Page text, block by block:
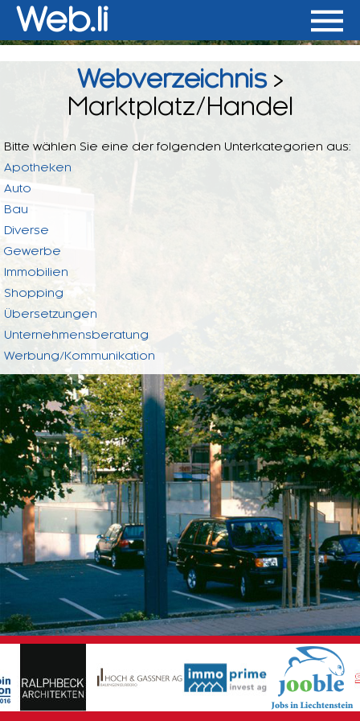
Web.li
Webverzeichnis>
Marktplatz/Handel
Bitte wählen Sie eine der folgenden Unterkategorien aus:
Apotheken
Auto
Bau
Diverse
Gewerbe
Immobilien
Shopping
Übersetzungen
Unternehmensberatung
Werbung/Kommunikation